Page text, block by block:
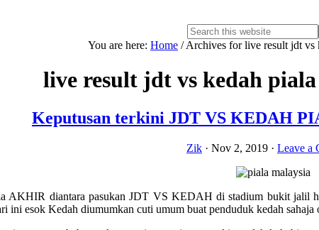
Search
this
Hide
You are here: Home /Archives for live result jdt vs
live result jdt vs kedah piala
Keputusan terkini JDT VS KEDAH
Zik · Nov 2, 2019 · Leave a
AKHIR diantara pasukan JDT VS KEDAH di stadium bukit jalil
ini esok Kedah diumumkan cuti umum buat penduduk kedah sahaja